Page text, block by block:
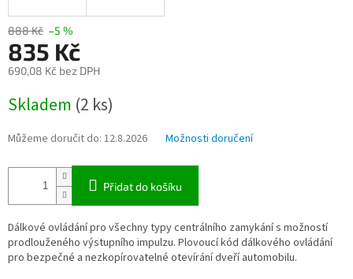
888 Kč –5 %
835 Kč
690,08 Kč bez DPH
cena:
Skladem (2 ks)
Můžeme doručit do: 12.8.2026 Možnosti doručení
Přidat do košíku
Dálkové ovládání pro všechny typy centrálního zamykání s možností
prodlouženého výstupního impulzu. Plovoucí kód dálkového ovládání
pro bezpečné a nezkopírovatelné otevírání dveří automobilu.